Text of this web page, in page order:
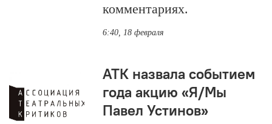
комментариях.
6:40, 18 февраля
АТК назвала событием
года акцию «Я/Мы
Павел Устинов»